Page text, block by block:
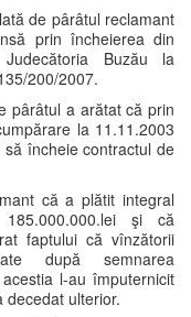
de pârâtul reclamant
prin încheierea din
Buzău la
200/2007.
pârâtul a arătat că prin
la 11.11.2003
să încheie contractul de
că a plătit integral
şi că
faptului că vînzătorii
după semnarea
l-au împuternicit
decedat ulterior.